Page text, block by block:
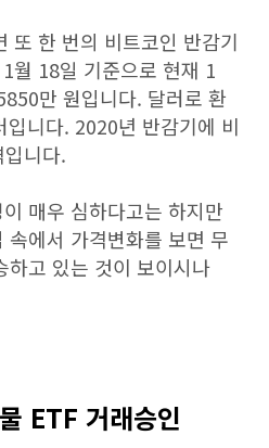
또 한 번의 비트코인 반감기
월 18일 기준으로 현재 1
만 원입니다. 달러로 환
니다. 2020년 반감기에 비
니다.
매우 심하다고는 하지만
속에서 가격변화를 보면 무
하고 있는 것이 보이시나
ETF 거래승인